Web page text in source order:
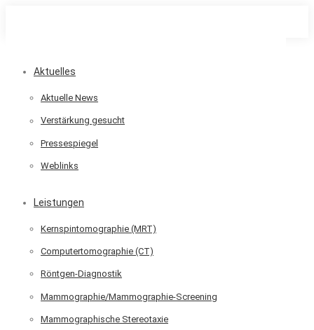
Aktuelles
Aktuelle News
Verstärkung gesucht
Pressespiegel
Weblinks
Leistungen
Kernspintomographie (MRT)
Computertomographie (CT)
Röntgen-Diagnostik
Mammographie/Mammographie-Screening
Mammographische Stereotaxie